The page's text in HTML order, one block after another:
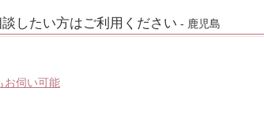
したい方はご利用ください - 鹿児島
お伺い可能